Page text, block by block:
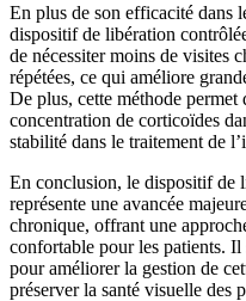
En plus de son efficacité dans
dispositif de libération
de nécessiter moins de visites
répétées, ce qui améliore
De plus, cette méthode permet
concentration de corticoïdes
stabilité dans le traitement de
En conclusion, le dispositif de
représente une avancée
chronique, offrant une
confortable pour les patients. Il
pour améliorer la gestion de
préserver la santé visuelle des